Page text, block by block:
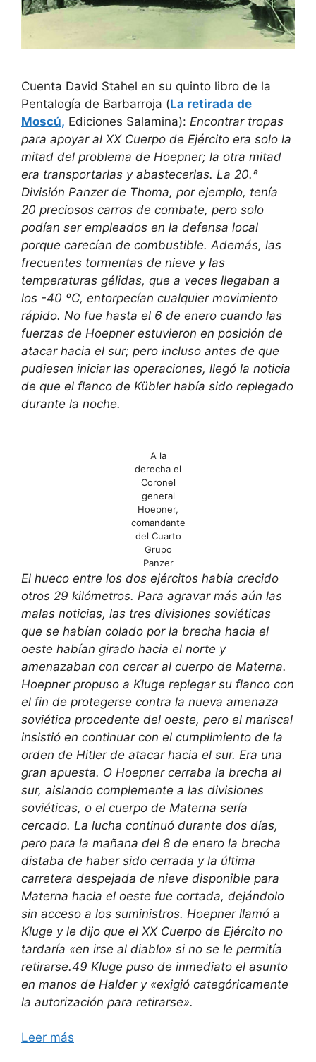
Cuenta David Stahel en su quinto libro de la
Pentalogía de Barbarroja (La retirada de
Moscú, Ediciones Salamina): Encontrar tropas
para apoyar al XX Cuerpo de Ejército era solo la
mitad del problema de Hoepner; la otra mitad
era transportarlas y abastecerlas. La 20.ª
División Panzer de Thoma, por ejemplo, tenía
20 preciosos carros de combate, pero solo
podían ser empleados en la defensa local
porque carecían de combustible. Además, las
frecuentes tormentas de nieve y las
temperaturas gélidas, que a veces llegaban a
los -40 ºC, entorpecían cualquier movimiento
rápido. No fue hasta el 6 de enero cuando las
fuerzas de Hoepner estuvieron en posición de
atacar hacia el sur; pero incluso antes de que
pudiesen iniciar las operaciones, llegó la noticia
de que el flanco de Kübler había sido replegado
durante la noche.
A la
derecha el
Coronel
general
Hoepner,
comandante
del Cuarto
Grupo
Panzer
El hueco entre los dos ejércitos había crecido
otros 29 kilómetros. Para agravar más aún las
malas noticias, las tres divisiones soviéticas
que se habían colado por la brecha hacia el
oeste habían girado hacia el norte y
amenazaban con cercar al cuerpo de Materna.
Hoepner propuso a Kluge replegar su flanco con
el fin de protegerse contra la nueva amenaza
soviética procedente del oeste, pero el mariscal
insistió en continuar con el cumplimiento de la
orden de Hitler de atacar hacia el sur. Era una
gran apuesta. O Hoepner cerraba la brecha al
sur, aislando complemente a las divisiones
soviéticas, o el cuerpo de Materna sería
cercado. La lucha continuó durante dos días,
pero para la mañana del 8 de enero la brecha
distaba de haber sido cerrada y la última
carretera despejada de nieve disponible para
Materna hacia el oeste fue cortada, dejándolo
sin acceso a los suministros. Hoepner llamó a
Kluge y le dijo que el XX Cuerpo de Ejército no
tardaría «en irse al diablo» si no se le permitía
retirarse.49 Kluge puso de inmediato el asunto
en manos de Halder y «exigió categóricamente
la autorización para retirarse».
Leer más